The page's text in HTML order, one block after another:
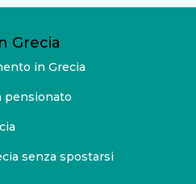
Grecia
in Grecia
pensionato
senza spostarsi